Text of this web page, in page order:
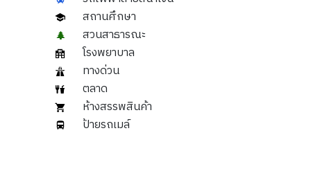
สถานศึกษา
สวนสาธารณะ
โรงพยาบาล
ทางด่วน
ตลาด
ห้างสรรพสินค้า
ป้ายรถเมล์